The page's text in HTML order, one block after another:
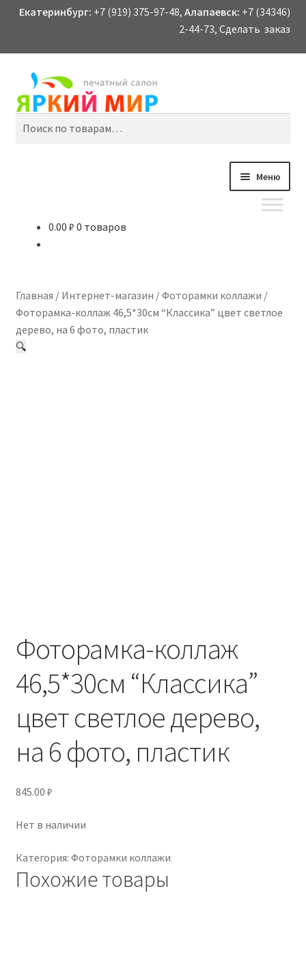
Екатеринбург: +7 (919) 375-97-48,Алапаевск: +7 (34346)
2-44-73,Сделать заказ
Перейти
к
навигации
Перейти
к
содержимому
Поиск
Меню
Отправить на печать
0.00 ₽ 0 товаров
Главная / Интернет-магазин /Фоторамки коллажи /
Фоторамка-коллаж 46,5*30см “Классика” цвет светлое
дерево, на 6 фото, пластик
🔍
Фоторамка-коллаж
46,5*30см “Классика”
цвет светлое дерево,
на 6 фото, пластик
845.00 ₽
Нет в наличии
Категория: Фоторамки коллажи
Похожие товары